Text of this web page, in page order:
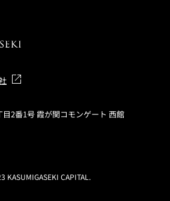
2番1号 霞が関コモンゲート 西館
KASUMIGASEKI CAPITAL.